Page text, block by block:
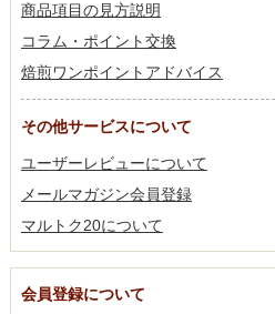
商品項目の見方説明
コラム・ポイント交換
焙煎ワンポイントアドバイス
その他サービスについて
ユーザーレビューについて
メールマガジン会員登録
マルトク20について
会員登録について